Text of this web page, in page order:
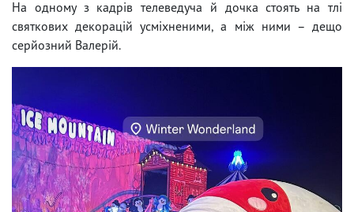
На одному з кадрів телеведуча й дочка стоять на тлі
святкових декорацій усміхненими, а між ними – дещо
серйозний Валерій.